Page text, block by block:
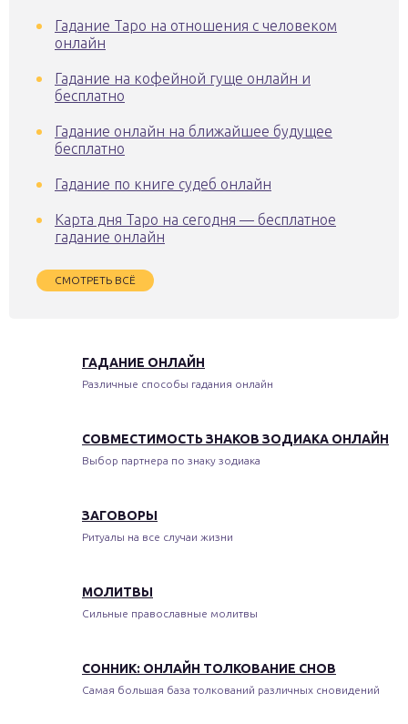
Гадание Таро на отношения с человеком
онлайн
Гадание на кофейной гуще онлайн и
бесплатно
Гадание онлайн на ближайшее будущее
бесплатно
Гадание по книге судеб онлайн
Карта дня Таро на сегодня — бесплатное
гадание онлайн
СМОТРЕТЬ ВСЁ
ГАДАНИЕ ОНЛАЙН
Различные способы гадания онлайн
СОВМЕСТИМОСТЬ ЗНАКОВ ЗОДИАКА ОНЛАЙН
Выбор партнера по знаку зодиака
ЗАГОВОРЫ
Ритуалы на все случаи жизни
МОЛИТВЫ
Сильные православные молитвы
СОННИК: ОНЛАЙН ТОЛКОВАНИЕ СНОВ
Самая большая база толкований различных сновидений